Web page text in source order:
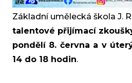
Základní umělecká škola J.
talentové přijímací
pondělí 8. června a v
14 do 18 hodin.